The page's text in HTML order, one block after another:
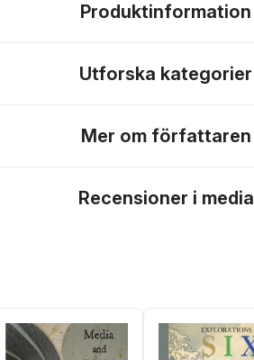
Produktinformation
Utforska kategorier
Mer om författaren
Recensioner i media